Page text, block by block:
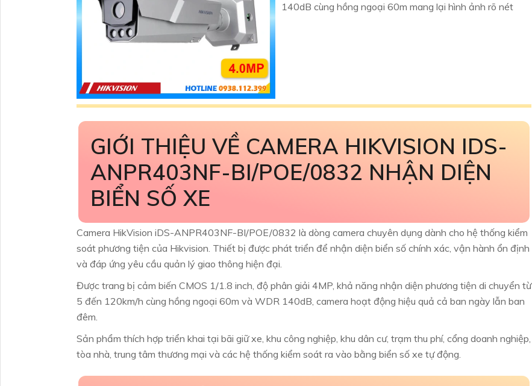
140dB cùng hồng ngoại 60m mang lại hình ảnh rõ nét
GIỚI THIỆU VỀ CAMERA HIKVISION IDS-
ANPR403NF-BI/POE/0832 NHẬN DIỆN
BIỂN SỐ XE
Camera HikVision iDS-ANPR403NF-BI/POE/0832 là dòng camera chuyên dụng dành cho hệ thống kiểm
soát phương tiện của Hikvision. Thiết bị được phát triển để nhận diện biển số chính xác, vận hành ổn định
và đáp ứng yêu cầu quản lý giao thông hiện đại.
Được trang bị cảm biến CMOS 1/1.8 inch, độ phân giải 4MP, khả năng nhận diện phương tiện di chuyển từ
5 đến 120km/h cùng hồng ngoại 60m và WDR 140dB, camera hoạt động hiệu quả cả ban ngày lẫn ban
đêm.
Sản phẩm thích hợp triển khai tại bãi giữ xe, khu công nghiệp, khu dân cư, trạm thu phí, cổng doanh nghiệp,
tòa nhà, trung tâm thương mại và các hệ thống kiểm soát ra vào bằng biển số xe tự động.